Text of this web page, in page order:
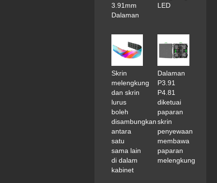
3.91mm
Dalaman
LED
Skrin
melengkung
dan skrin
lurus
boleh
disambungkan
antara
satu
sama lain
di dalam
kabinet
Dalaman
P3.91
P4.81
diketuai
paparan
skrin
penyewaan
membawa
paparan
melengkung